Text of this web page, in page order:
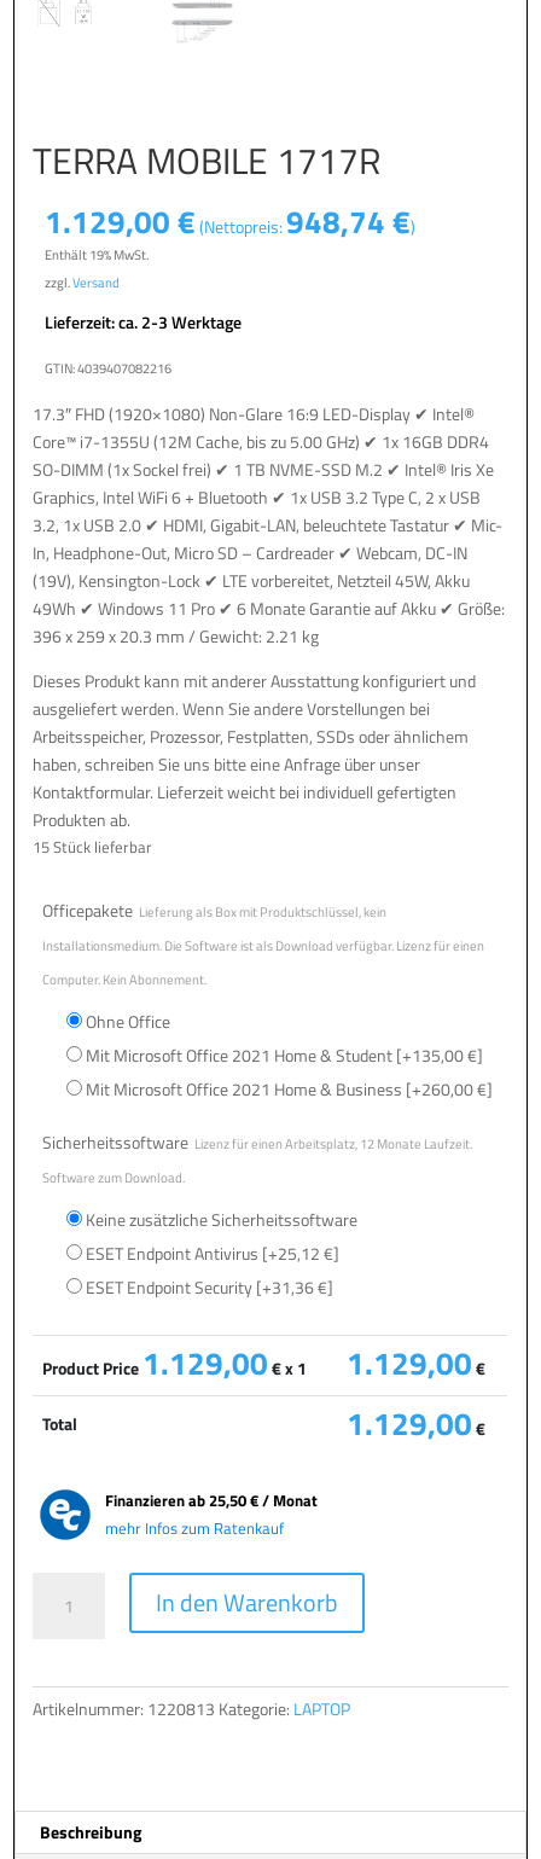
TERRA MOBILE 1717R
1.129,00€ (Nettopreis:948,74€)
Enthält 19% MwSt.
zzgl.Versand
Lieferzeit: ca. 2-3 Werktage
GTIN: 4039407082216
17.3″ FHD (1920×1080) Non-Glare 16:9 LED-Display ✔ Intel®
Core™ i7-1355U (12M Cache, bis zu 5.00 GHz) ✔ 1x 16GB DDR4
SO-DIMM (1x Sockel frei) ✔ 1 TB NVME-SSD M.2 ✔ Intel® Iris Xe
Graphics, Intel WiFi 6 + Bluetooth ✔ 1x USB 3.2 Type C, 2 x USB
3.2, 1x USB 2.0 ✔ HDMI, Gigabit-LAN, beleuchtete Tastatur ✔ Mic-
In, Headphone-Out, Micro SD – Cardreader ✔ Webcam, DC-IN
(19V), Kensington-Lock ✔ LTE vorbereitet, Netzteil 45W, Akku
49Wh ✔ Windows 11 Pro ✔ 6 Monate Garantie auf Akku ✔ Größe:
396 x 259 x 20.3 mm / Gewicht: 2.21 kg
Dieses Produkt kann mit anderer Ausstattung konfiguriert und
ausgeliefert werden. Wenn Sie andere Vorstellungen bei
Arbeitsspeicher, Prozessor, Festplatten, SSDs oder ähnlichem
haben, schreiben Sie uns bitte eine Anfrage über unser
Kontaktformular. Lieferzeit weicht bei individuell gefertigten
Produkten ab.
15 Stück lieferbar
Officepakete Lieferung als Box mit Produktschlüssel, kein
Installationsmedium. Die Software ist als Download verfügbar. Lizenz für einen
Computer. Kein Abonnement.
Ohne Office
Mit Microsoft Office 2021 Home & Student[+135,00 €]
Mit Microsoft Office 2021 Home & Business [+260,00 €]
Sicherheitssoftware Lizenz für einen Arbeitsplatz, 12 Monate Laufzeit.
Software zum Download.
Keine zusätzliche Sicherheitssoftware
ESET Endpoint Antivirus [+25,12 €]
ESET Endpoint Security[+31,36 €]
Product Price 1.129,00€ x 1 1.129,00€
Total 1.129,00€
Finanzieren ab25,50 € / Monat
mehr Infos zum Ratenkauf
MOBILE
In den Warenkorb
i
Artikelnummer: 1220813 Kategorie: LAPTOP
Beschreibung